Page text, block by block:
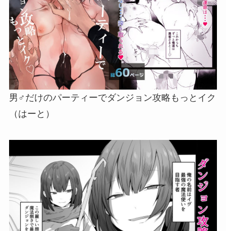
男♂だけのパーティーでダンジョン攻略もっとイク
（はーと）